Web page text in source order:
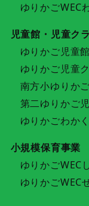
ゆりかごWEC
児童館・児童ク
ゆりかご児童館
ゆりかご児童
南方小ゆりか
第二ゆりかご
ゆりかごわか
小規模保育事業
ゆりかごWEC
ゆりかごWEC